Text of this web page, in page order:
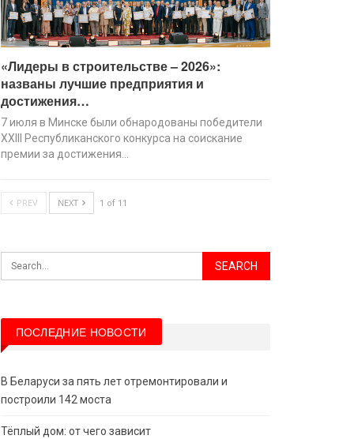
«Лидеры в строительстве – 2026»:
названы лучшие предприятия и
достижения…
7 июля в Минске были обнародованы победители
XХIII Республиканского конкурса на соискание
премии за достижения…
PREV NEXT 1 of 11
ПОСЛЕДНИЕ НОВОСТИ
В Беларуси за пять лет отремонтировали и
построили 142 моста
Тёплый дом: от чего зависит